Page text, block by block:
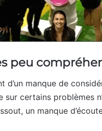
peu
d’un manque de
certains problèmes
un manque